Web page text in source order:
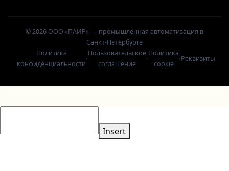
© 2026 ООО «ПАИР» — промышленная автоматизация в
Санкт-Петербурге
Политика
конфиденциальности
·
Пользовательское
соглашение
·
Политика
cookie
·Реквизиты
Insert